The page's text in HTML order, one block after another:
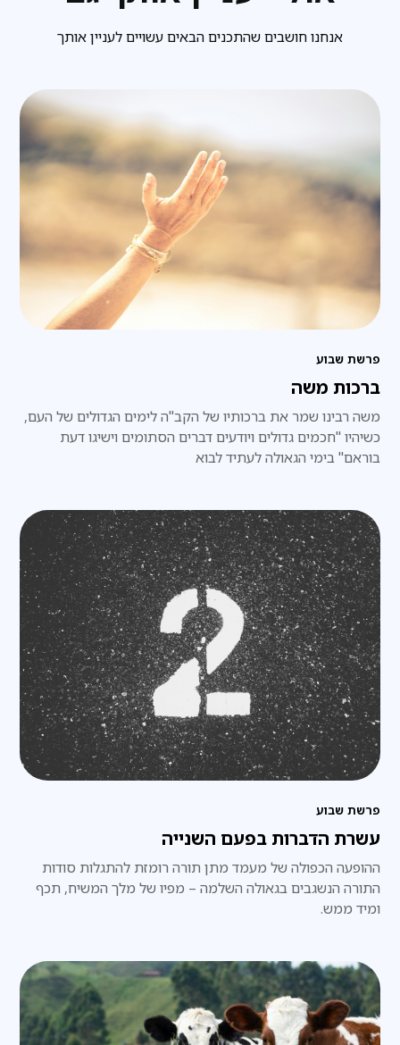
אנחנו חושבים שהתכנים הבאים עשויים לעניין אותך
פרשת שבוע
ברכות משה
משה רבינו שמר את ברכותיו של הקב"ה לימים הגדולים של העם,
כשיהיו "חכמים גדולים ויודעים דברים הסתומים וישיגו דעת
בוראם" בימי הגאולה לעתיד לבוא
פרשת שבוע
עשרת הדברות בפעם השנייה
ההופעה הכפולה של מעמד מתן תורה רומזת להתגלות סודות
התורה הנשגבים בגאולה השלמה – מפיו של מלך המשיח, תכף
ומיד ממש.